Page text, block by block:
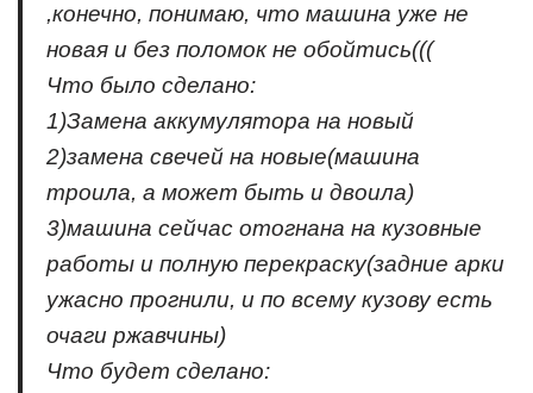
,конечно, понимаю, что машина уже не
новая и без поломок не обойтись(((
Что было сделано:
1)Замена аккумулятора на новый
2)замена свечей на новые(машина
троила, а может быть и двоила)
3)машина сейчас отогнана на кузовные
работы и полную перекраску(задние арки
ужасно прогнили, и по всему кузову есть
очаги ржавчины)
Что будет сделано: